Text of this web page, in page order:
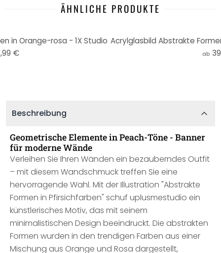
ÄHNLICHE PRODUKTE
in Orange-rosa - 1X Studio
€
ab
Beschreibung
Geometrische Elemente in Peach-Töne - Banner
für moderne Wände
Verleihen Sie Ihren Wänden ein bezauberndes Outfit
– mit diesem Wandschmuck treffen Sie eine
hervorragende Wahl. Mit der Illustration "Abstrakte
Formen in Pfirsichfarben" schuf uplusmestudio ein
künstlerisches Motiv, das mit seinem
minimalistischen Design beeindruckt. Die abstrakten
Formen wurden in den trendigen Farben aus einer
Mischung aus Orange und Rosa dargestellt,